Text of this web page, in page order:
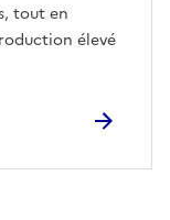
tout en
élevé